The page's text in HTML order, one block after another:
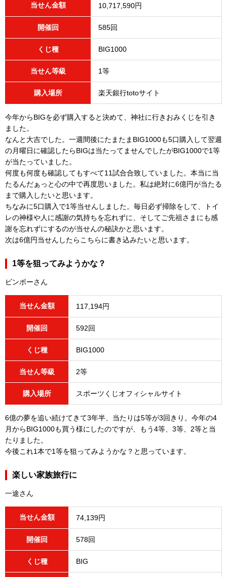
当せん金額 10,717,590円
開催回 585回
くじ種 BIG1000
当せん等級 1等
購入場所 楽天銀行totoサイト
今年からBIGを必ず購入すると決めて、神社に行きおみくじを引き
ました。
なんと大吉でした。一週間後にたまたまBIG1000も5口購入して翌週
の月曜日に確認したらBIGは当たってませんでしたがBIG1000で1等
が当たっていました。
何度も何度も確認してもすべて11試合合致していました。本当に当
たるんだぁっと心の中で再度思いました。私は絶対に6億円が当たる
まで購入したいと思います。
ちなみに5口購入で1等当せんしました。毎日必ず掃除をして、トイ
レの神様や人に感謝の気持ちを忘れずに、そしてご先祖さまにも感
謝を忘れずにするのが当せんの秘訣かと思います。
次は6億円当せんしたらこちらに書き込みたいと思います。
1等を狙ってみようかな？
ビンボーさん
当せん金額 117,194円
開催回 592回
くじ種 BIG1000
当せん等級 2等
購入場所 スポーツくじオフィシャルサイト
6億の夢を追い続けてきて3年半、当たりは5等が3回きり。今年の4
月からBIG1000も買う様にしたのですが、もう4等、3等、2等と当
たりました。
今後これ1本で1等を狙ってみようかな？と思っています。
楽しい家族旅行に
一途さん
当せん金額 74,139円
開催回 578回
くじ種 BIG